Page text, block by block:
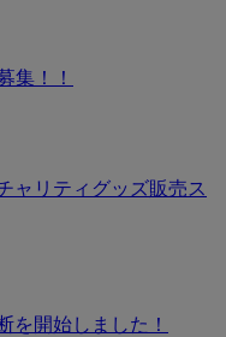
集！！
ャリティグッズ販売ス
を開始しました！